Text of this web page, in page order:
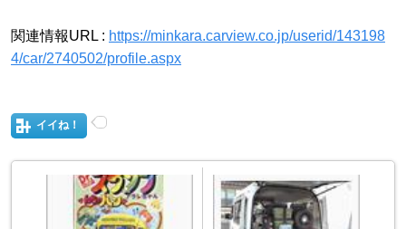
関連情報URL : https://minkara.carview.co.jp/userid/143198
4/car/2740502/profile.aspx
イイね！